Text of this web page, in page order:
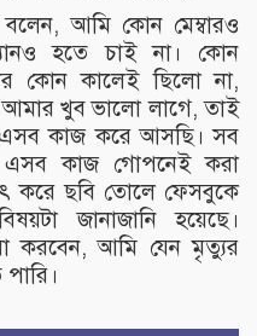
আমি কোন মেম্বারও
হতে চাই না। কোন
কোন কালেই ছিলো না,
খুব ভালো লাগে, তাই
কাজ করে আসছি। সব
কাজ গোপনেই করা
করে ছবি তোলে ফেসবুকে
জানাজানি হয়েছে।
করবেন, আমি যেন মৃত্যুর